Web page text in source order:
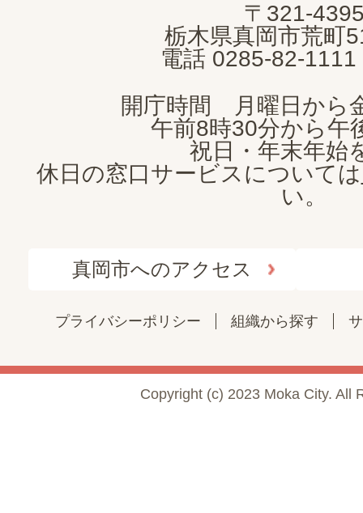
CITY
〒321-
栃木県真岡市荒町
電話 0285-82-1111
開庁時間 月曜日から
午前8時30分から午
祝日・年末年始
休日の窓口サービスについては
い。
真岡市へのアクセス
プライバシーポリシー 組織から探す
Copyright (c) 2023 Moka City. All